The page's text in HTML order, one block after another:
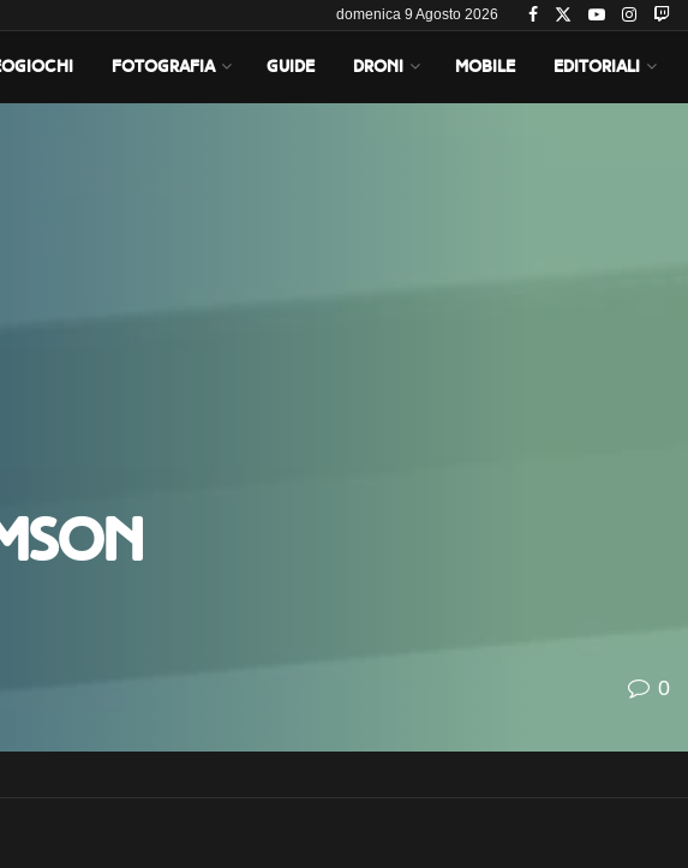
domenica 9 Agosto 2026
FOTOGRAFIA GUIDE DRONI MOBILE EDITORIALI
0